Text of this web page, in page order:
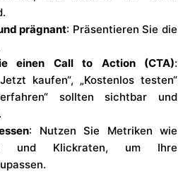
prägnant: Präsentieren Sie die
einen Call to Action (CTA):
kaufen“, „Kostenlos testen“
sollten sichtbar und
: Nutzen Sie Metriken wie
und Klickraten, um Ihre